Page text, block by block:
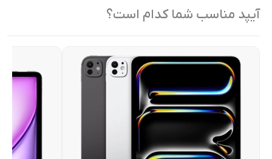
آیپد مناسب شما کدام است؟